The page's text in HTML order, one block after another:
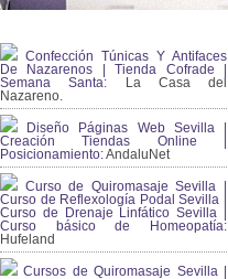
Confección Túnicas Y Antifaces
De Nazarenos | Tienda Cofrade |
Semana Santa: La Casa del
Nazareno.
Diseño Páginas Web Sevilla |
Creación Tiendas Online |
Posicionamiento:AndaluNet
Curso de Quiromasaje Sevilla |
Curso de Reflexología Podal Sevilla |
Curso de Drenaje Linfático Sevilla |
Curso básico de Homeopatía:
Hufeland
Cursos de Quiromasaje Sevilla |